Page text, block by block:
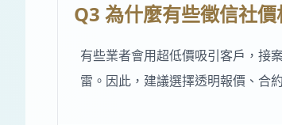
Q3 為什麼有些徵信社
有些業者會用超低價吸引客戶，接
雷。因此，建議選擇透明報價、合